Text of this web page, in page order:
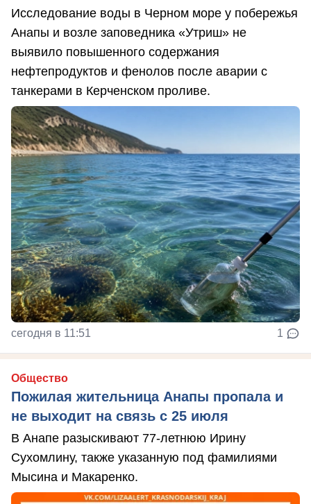
Исследование воды в Черном море у побережья
Анапы и возле заповедника «Утриш» не
выявило повышенного содержания
нефтепродуктов и фенолов после аварии с
танкерами в Керченском проливе.
сегодня в 11:51 1
Общество
Пожилая жительница Анапы пропала и
не выходит на связь с 25 июля
В Анапе разыскивают 77-летнюю Ирину
Сухомлину, также указанную под фамилиями
Мысина и Макаренко.